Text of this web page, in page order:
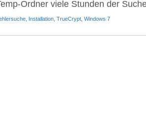
Ordner viele Stunden der
Installation TrueCrypt Windows 7